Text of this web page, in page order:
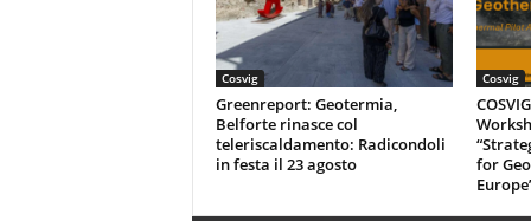
Cosvig
Greenreport: Geotermia,
Belforte rinasce col
teleriscaldamento: Radicondoli
in festa il 23 agosto
Cosvig
for